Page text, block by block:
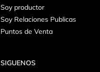
Soy productor
Soy Relaciones Publicas
Puntos de Venta
SIGUENOS